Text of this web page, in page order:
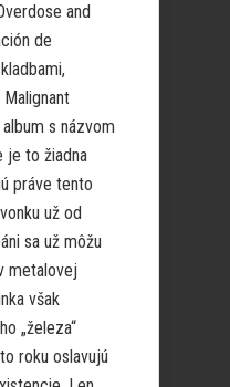
and
de
s názvom
je to žiadna
práve tento
už od
sa už môžu
metalovej
však
„železa“
roku oslavujú